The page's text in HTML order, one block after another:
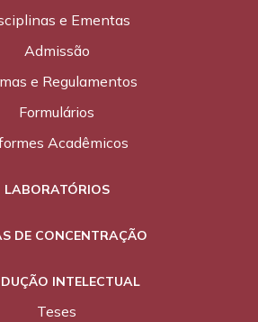
e Ementas
Admissão
e Regulamentos
Formulários
Acadêmicos
LABORATÓRIOS
DE CONCENTRAÇÃO
INTELECTUAL
Teses